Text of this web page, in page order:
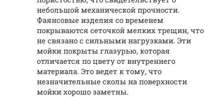
небольшой механической прочности.
Фаянсовые изделия со временем
покрываются сеточкой мелких трещин, что
не связано с сильными нагрузками. Эти
мойки покрыты глазурью, которая
отличается по цвету от внутреннего
материала. Это ведет к тому, что
незначительные сколы на поверхности
мойки хорошо заметны.